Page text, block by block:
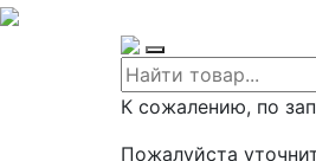
К сожалению, по
Пожалуйста